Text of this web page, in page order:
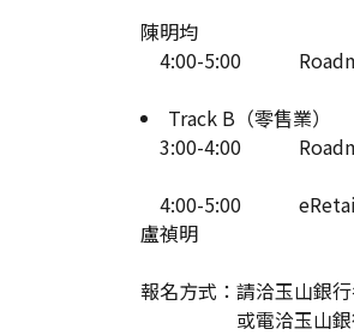
陳明均
4:00-5:00
Track B（零售業）
3:00-4:00
4:00-5:00
盧禎明
報名方式：請洽玉山銀
或電洽玉山銀行電